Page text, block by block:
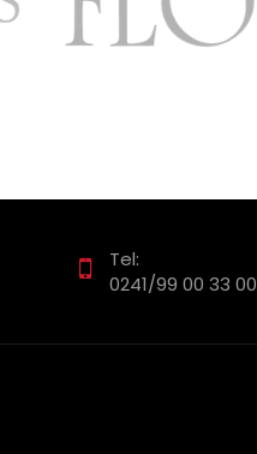
Tel:
0241/99 00 33 00